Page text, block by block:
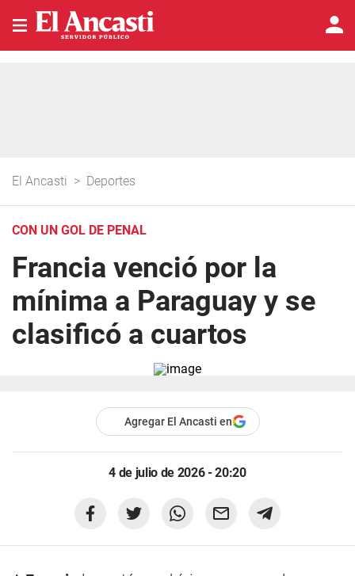
El Ancasti > Deportes
CON UN GOL DE PENAL
Francia venció por la
mínima a Paraguay y se
clasificó a cuartos
Agregar El Ancasti en
4 de julio de 2026 - 20:20